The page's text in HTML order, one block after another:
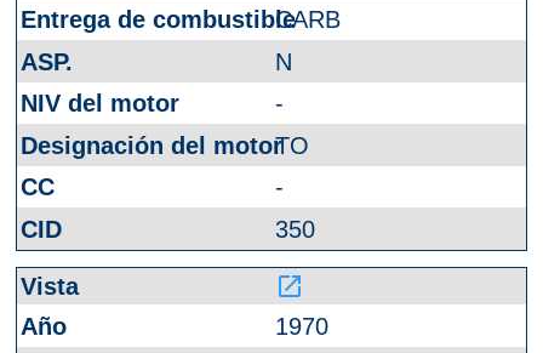
CARB
N
-
TO
-
350
launch
1970